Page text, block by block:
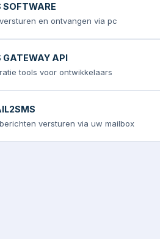
SOFTWARE
en ontvangen via pc
GATEWAY API
tools voor ontwikkelaars
versturen via uw mailbox